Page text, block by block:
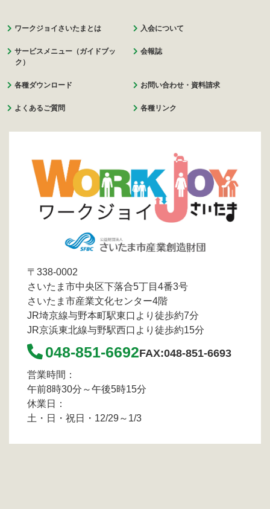
ワークジョイさいたまとは 入会について
サービスメニュー（ガイドブッ
ク）
会報誌
各種ダウンロード お問い合わせ・資料請求
よくあるご質問 各種リンク
〒338-0002
さいたま市中央区下落合5丁目4番3号
さいたま市産業文化センター4階
JR埼京線与野本町駅東口より徒歩約7分
JR京浜東北線与野駅西口より徒歩約15分
048-851-6692FAX:048-851-6693
営業時間：
午前8時30分～午後5時15分
休業日：
土・日・祝日・12/29～1/3